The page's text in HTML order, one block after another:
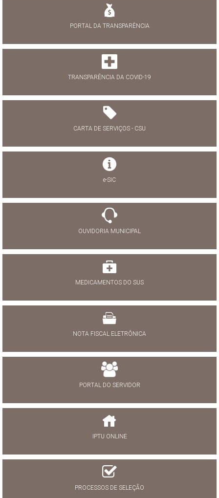
PORTAL DA TRANSPARÊNCIA
TRANSPARÊNCIA DA COVID-19
CARTA DE SERVIÇOS - CSU
e-SIC
OUVIDORIA MUNICIPAL
MEDICAMENTOS DO SUS
NOTA FISCAL ELETRÔNICA
PORTAL DO SERVIDOR
IPTU ONLINE
PROCESSOS DE SELEÇÃO